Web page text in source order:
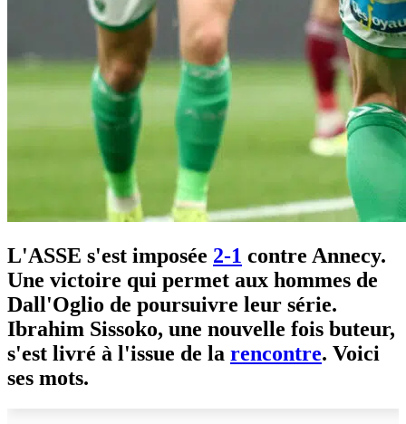
L'ASSE s'est imposée 2-1 contre Annecy.
Une victoire qui permet aux hommes de
Dall'Oglio de poursuivre leur série.
Ibrahim Sissoko, une nouvelle fois buteur,
s'est livré à l'issue de la rencontre. Voici
ses mots.